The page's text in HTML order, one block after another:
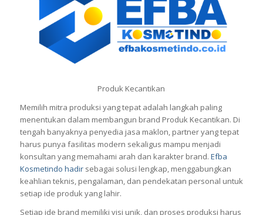
Produk Kecantikan
Memilih mitra produksi yang tepat adalah langkah paling
menentukan dalam membangun brand Produk Kecantikan. Di
tengah banyaknya penyedia jasa maklon, partner yang tepat
harus punya fasilitas modern sekaligus mampu menjadi
konsultan yang memahami arah dan karakter brand. Efba
Kosmetindo hadirsebagai solusi lengkap, menggabungkan
keahlian teknis, pengalaman, dan pendekatan personal untuk
setiap ide produk yang lahir.
Setiap ide brand memiliki visi unik, dan proses produksi harus